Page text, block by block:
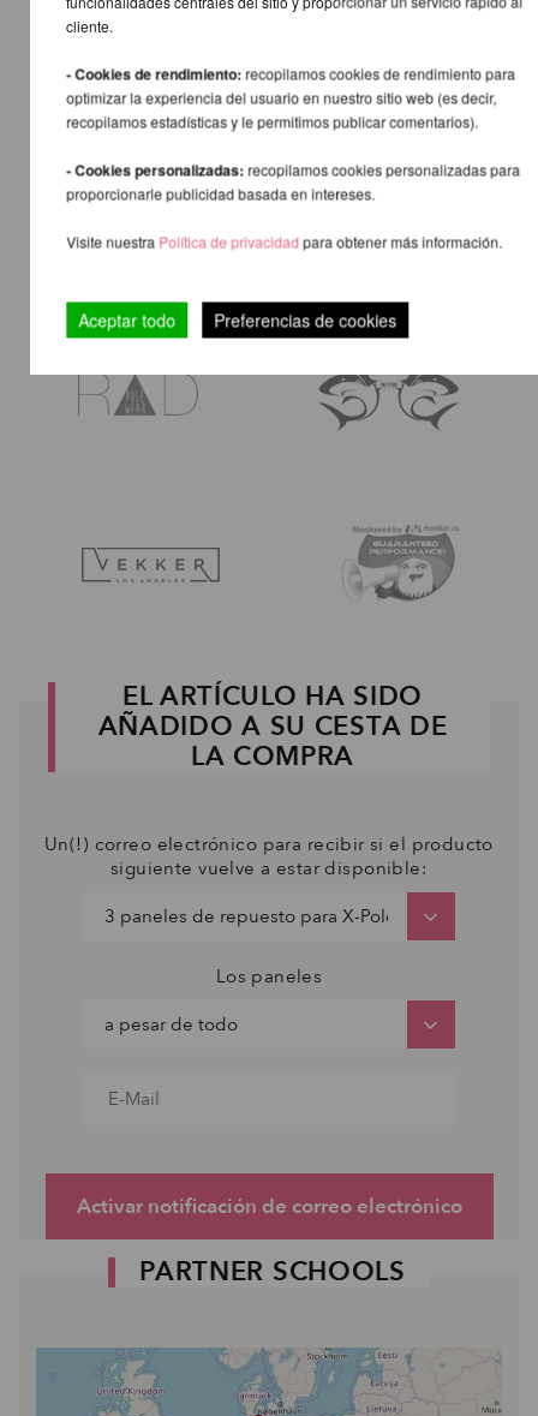
EL ARTÍCULO HA SIDO
AÑADIDO A SU CESTA DE
LA COMPRA
Un(!) correo electrónico para recibir si el producto
siguiente vuelve a estar disponible:
Los paneles
Activar notificación de correo electrónico
PARTNER SCHOOLS
cliente.
- Cookies de rendimiento:recopilamos cookies de rendimiento para
optimizar la experiencia del usuario en nuestro sitio web (es decir,
recopilamos estadísticas y le permitimos publicar comentarios).
- Cookies personalizadas:recopilamos cookies personalizadas para
proporcionarle publicidad basada en intereses.
Visite nuestra Política de privacidadpara obtener más información.
Aceptar todo Preferencias de cookies